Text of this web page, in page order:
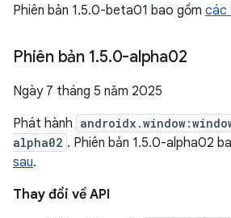
Phiên bản 1.5.0-beta01 bao gồm các
Phiên bản 1.5.0-alpha02
Ngày 7 tháng 5 năm 2025
Phát hành
alpha02 . Phiên bản 1.5.0-alpha02
sau.
Thay đổi về API